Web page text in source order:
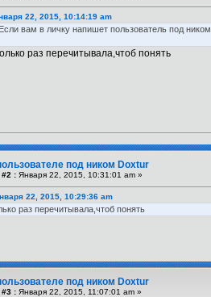
22, 2015, 10:14:19 am
вам в личку напишет пользователь под ником
раз перечитывала,чтоб понять
под ником Doxtur
#2 : Января 22, 2015, 10:31:01 am »
22, 2015, 10:29:36 am
раз перечитывала,чтоб понять
под ником Doxtur
#3 : Января 22, 2015, 11:07:01 am »